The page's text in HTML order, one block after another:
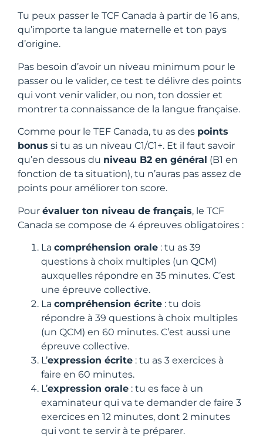
Tu peux passer le TCF Canada à partir de 16 ans,
qu’importe ta langue maternelle et ton pays
d’origine.
Pas besoin d’avoir un niveau minimum pour le
passer ou le valider, ce test te délivre des points
qui vont venir valider, ou non, ton dossier et
montrer ta connaissance de la langue française.
Comme pour le TEF Canada, tu as des points
bonus si tu as un niveau C1/C1+. Et il faut savoir
qu’en dessous du niveau B2 en général (B1 en
fonction de ta situation), tu n’auras pas assez de
points pour améliorer ton score.
Pour évaluer ton niveau de français, le TCF
Canada se compose de 4 épreuves obligatoires :
La compréhension orale : tu as 39
questions à choix multiples (un QCM)
auxquelles répondre en 35 minutes. C’est
une épreuve collective.
La compréhension écrite : tu dois
répondre à 39 questions à choix multiples
(un QCM) en 60 minutes. C’est aussi une
épreuve collective.
L’expression écrite : tu as 3 exercices à
faire en 60 minutes.
L’expression orale : tu es face à un
examinateur qui va te demander de faire 3
exercices en 12 minutes, dont 2 minutes
qui vont te servir à te préparer.